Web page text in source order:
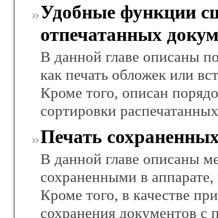
Удобные функции
отпечатанных
В данной главе описаны
как печать обложек или
Кроме того, описан
сортировки
Печать
В данной главе описаны
сохраненными в
Кроме того, в качестве
сохранения документов